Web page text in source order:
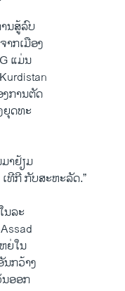
ນ​ສູ້​ລົບ
ກ​ເມືອງ
ແມ່ນ​
ການ​ຕັດ
ຍຸດທະ​
າ​ຢ້ຽມ
ທີ​ກີ ກັບ​ສະຫະລັດ.”
ນລະ
ຍ່ໃນ​
ກວ້າ​ງ
ອອກ